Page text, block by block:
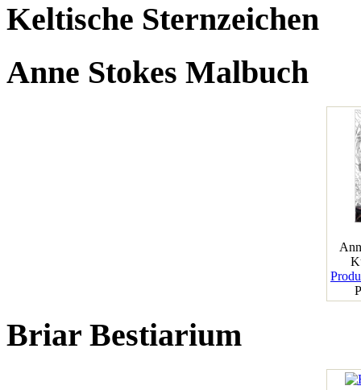
Keltische Sternzeichen
Anne Stokes Malbuch
Briar Bestiarium